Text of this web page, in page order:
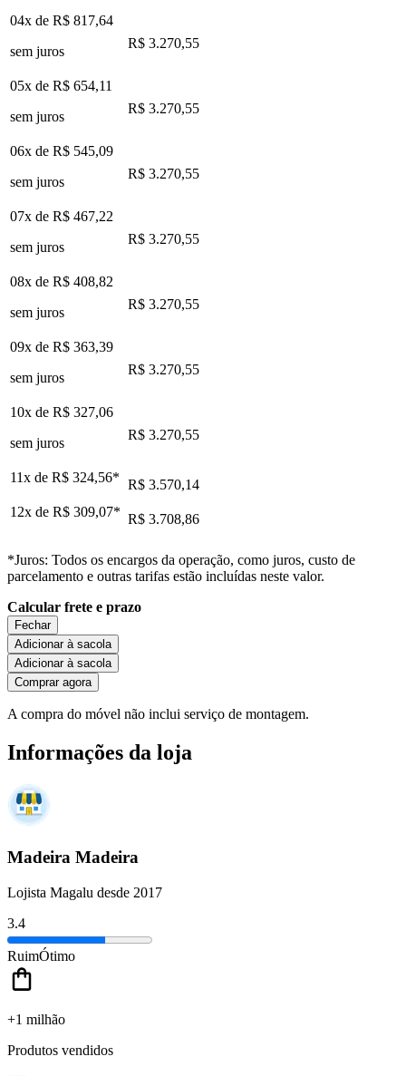
04x de R$ 817,64
sem juros
R$ 3.270,55
05x de R$ 654,11
sem juros
R$ 3.270,55
06x de R$ 545,09
sem juros
R$ 3.270,55
07x de R$ 467,22
sem juros
R$ 3.270,55
08x de R$ 408,82
sem juros
R$ 3.270,55
09x de R$ 363,39
sem juros
R$ 3.270,55
10x de R$ 327,06
sem juros
R$ 3.270,55
11x de R$ 324,56* R$ 3.570,14
12x de R$ 309,07* R$ 3.708,86
*Juros: Todos os encargos da operação, como juros, custo de
parcelamento e outras tarifas estão incluídas neste valor.
Calcular frete e prazo
Fechar
Adicionar à sacola
Adicionar à sacola
Comprar agora
A compra do móvel não inclui serviço de montagem.
Informações da loja
Madeira Madeira
Lojista Magalu desde 2017
3.4
RuimÓtimo
+1 milhão
Produtos vendidos